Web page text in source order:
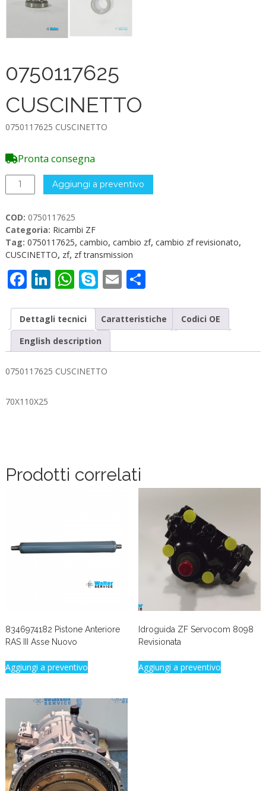
0750117625
CUSCINETTO
0750117625 CUSCINETTO
Pronta consegna
0750117625
CUSCINETTO
Aggiungi a preventivo
COD: 0750117625
Categoria: Ricambi ZF
Tag: 0750117625, cambio, cambio zf, cambio zf revisionato,
CUSCINETTO, zf, zf transmission
Facebook
LinkedIn
WhatsApp
Skype
EmailCondividi
Dettagli tecnici Caratteristiche
Codici OE
English description
0750117625 CUSCINETTO
70X110X25
Prodotti correlati
8346974182 Pistone Anteriore
RAS III Asse Nuovo
Aggiungi a preventivo
Idroguida ZF Servocom 8098
Revisionata
Aggiungi a preventivo